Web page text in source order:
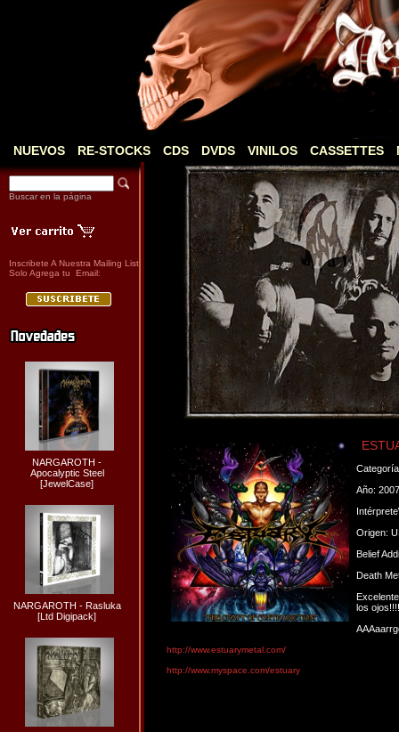
NUEVOS RE-STOCKS CDS DVDS VINILOS CASSETTES
Buscar en la página
Inscribete A Nuestra Mailing List
Solo Agrega tu Email:
NARGAROTH -
Apocalyptic Steel
[JewelCase]
NARGAROTH - Rasluka
[Ltd Digipack]
Año: 2007
Origen:
Belief
Death
los
http://www.estuarymetal.com/
http://www.myspace.com/estuary